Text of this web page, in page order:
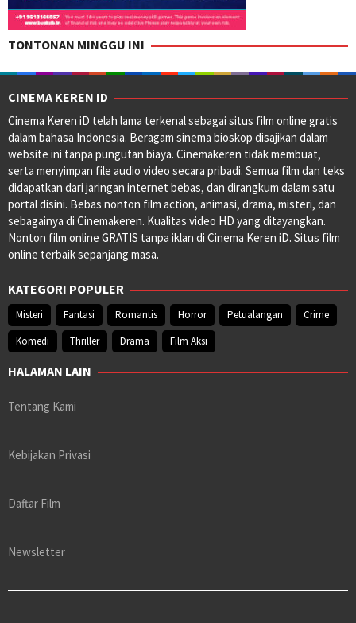
TONTONAN MINGGU INI
CINEMA KEREN ID
Cinema Keren iD telah lama terkenal sebagai situs film online gratis
dalam bahasa Indonesia. Beragam sinema bioskop disajikan dalam
website ini tanpa pungutan biaya. Cinemakeren tidak membuat,
serta menyimpan file audio video secara pribadi. Semua film dan teks
didapatkan dari jaringan internet bebas, dan dirangkum dalam satu
portal disini. Bebas nonton film action, animasi, drama, misteri, dan
sebagainya di Cinemakeren. Kualitas video HD yang ditayangkan.
Nonton film online GRATIS tanpa iklan di Cinema Keren iD. Situs film
online terbaik sepanjang masa.
KATEGORI POPULER
Misteri Fantasi Romantis Horror Petualangan
Crime
Komedi
Thriller Drama Film Aksi
HALAMAN LAIN
Tentang Kami
Kebijakan Privasi
Daftar Film
Newsletter